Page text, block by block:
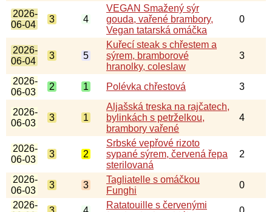
2026-
06-04
3 4
VEGAN Smažený sýr
gouda, vařené brambory,
Vegan tatarská omáčka
0
2026-
06-04
3 5
Kuřecí steak s chřestem a
sýrem, bramborové
hranolky, coleslaw
3
2026-
06-03
2 1 Polévka chřestová 3
2026-
06-03
3 1
Aljašská treska na rajčatech,
bylinkách s petrželkou,
brambory vařené
4
2026-
06-03
3 2
Srbské vepřové rizoto
sypané sýrem, červená řepa
sterilovaná
2
2026-
06-03
3 3
Tagliatelle s omáčkou
Funghi
0
2026-
Ratatouille s červenými